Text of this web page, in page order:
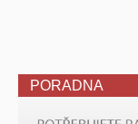
PORADNA